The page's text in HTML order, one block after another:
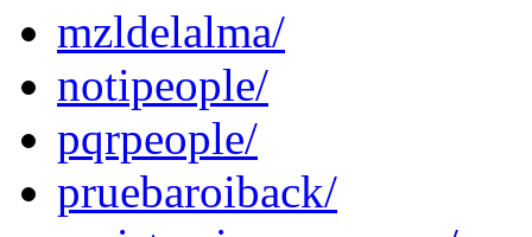
mzldelalma/
notipeople/
pqrpeople/
pruebaroiback/